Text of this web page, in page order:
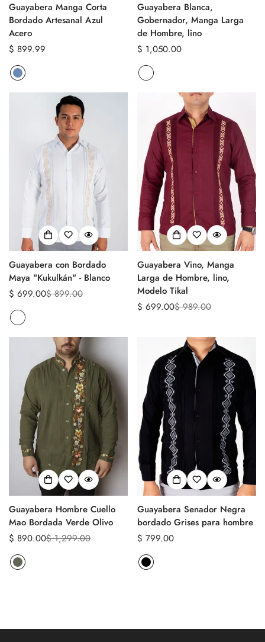
Guayabera Manga Corta
Bordado Artesanal Azul
Acero
Precio
regular
$ 899.99
Guayabera Blanca,
Gobernador, Manga Larga
de Hombre, lino
Precio
regular
$ 1,050.00
Guayabera con Bordado
Maya "Kukulkán" - Blanco
Precio
de
venta
$ 699.00
Precio
regular
$ 899.00
Guayabera Vino, Manga
Larga de Hombre, lino,
Modelo Tikal
Precio
$ 699.00
Precio
$ 989.00
Guayabera Hombre Cuello
Mao Bordada Verde Olivo
Precio
de
venta
$ 890.00
Precio
regular
$ 1,299.00
Guayabera Senador Negra
bordado Grises para hombre
Precio
regular
$ 799.00